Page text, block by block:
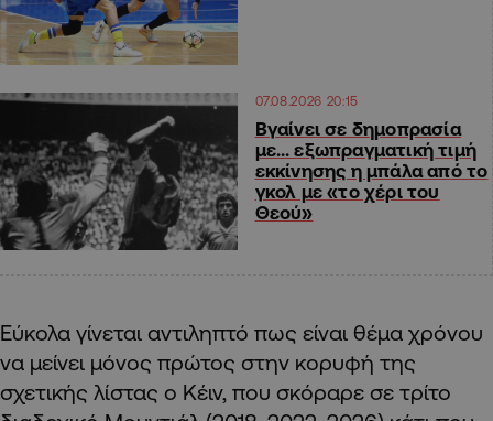
07.08.2026 20:15
Βγαίνει σε δημοπρασία
με… εξωπραγματική τιμή
εκκίνησης η μπάλα από το
γκολ με «το χέρι του
Θεού»
Εύκολα γίνεται αντιληπτό πως είναι θέμα χρόνου
να μείνει μόνος πρώτος στην κορυφή της
σχετικής λίστας ο Κέιν, που σκόραρε σε τρίτο